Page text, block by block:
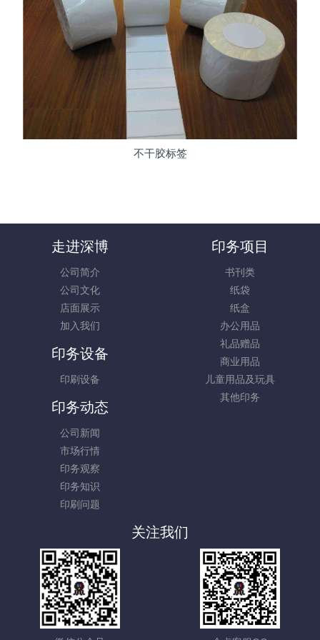
不干胶标签
走进深博
公司简介
公司文化
店面展示
加入我们
印务项目
书刊类
纸袋
纸盒
办公用品
礼品赠品
商业用品
儿童用品及玩具
其他印务
印务设备
印刷设备
印务动态
公司新闻
市场行情
印务观察
印务知识
印刷问题
关注我们